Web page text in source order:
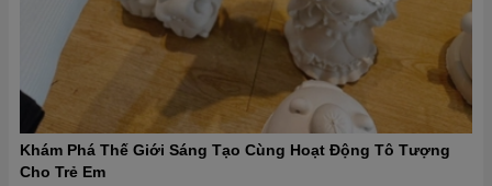
Khám Phá Thế Giới Sáng Tạo Cùng Hoạt Động Tô Tượng
Cho Trẻ Em